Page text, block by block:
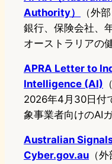
Authority）
（外部
銀行、保険会社、
オーストラリアの
APRA Letter to
Intelligence (AI)
2026年4月30日付
象事業者向けのAI
Australian
Cyber.gov.au （外